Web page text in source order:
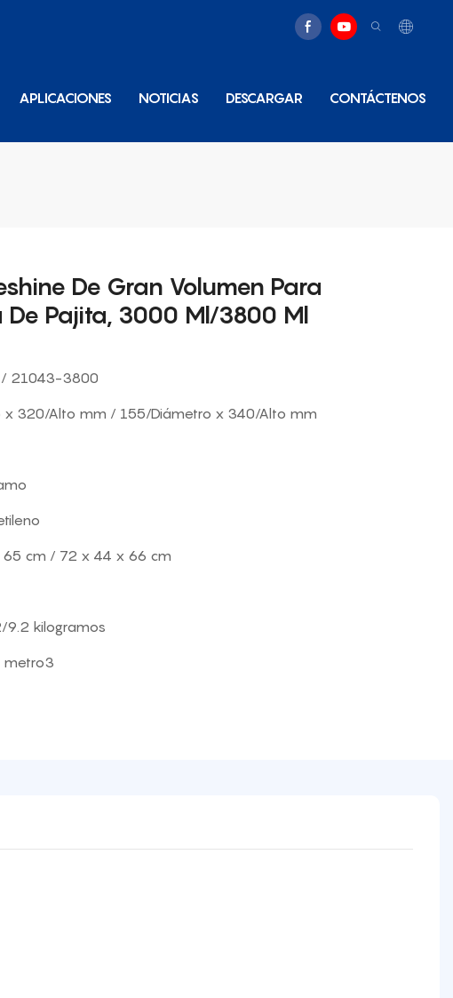
APLICACIONES NOTICIAS DESCARGAR CONTÁCTENOS
De Gran Volumen Para
De Pajita, 3000 Ml/3800 Ml
21043-3800
x 320/Alto mm / 155/Diámetro x 340/Alto mm
cm / 72 x 44 x 66 cm
kilogramos
metro3